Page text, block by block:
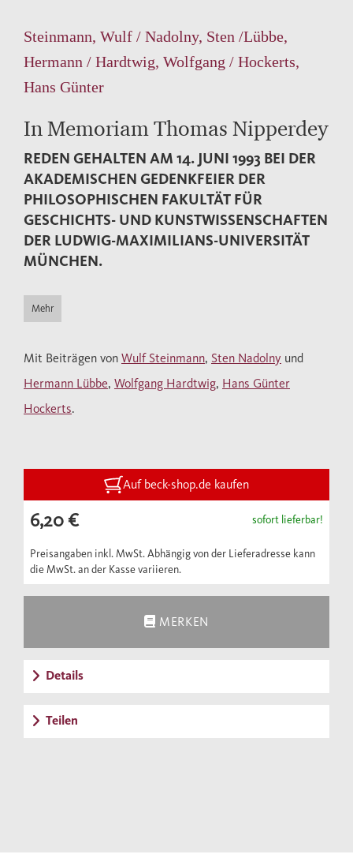
Steinmann, Wulf / Nadolny, Sten /Lübbe,
Hermann / Hardtwig, Wolfgang / Hockerts,
Hans Günter
In Memoriam Thomas Nipperdey
REDEN GEHALTEN AM 14. JUNI 1993 BEI DER
AKADEMISCHEN GEDENKFEIER DER
PHILOSOPHISCHEN FAKULTÄT FÜR
GESCHICHTS- UND KUNSTWISSENSCHAFTEN
DER LUDWIG-MAXIMILIANS-UNIVERSITÄT
MÜNCHEN.
Mehr
Mit Beiträgen von Wulf Steinmann, Sten Nadolny und
Hermann Lübbe, Wolfgang Hardtwig, Hans Günter
Hockerts.
Auf beck-shop.de kaufen
6,20 € sofort lieferbar!
Preisangaben inkl. MwSt. Abhängig von der Lieferadresse kann
die MwSt. an der Kasse variieren.
MERKEN
Details
Teilen